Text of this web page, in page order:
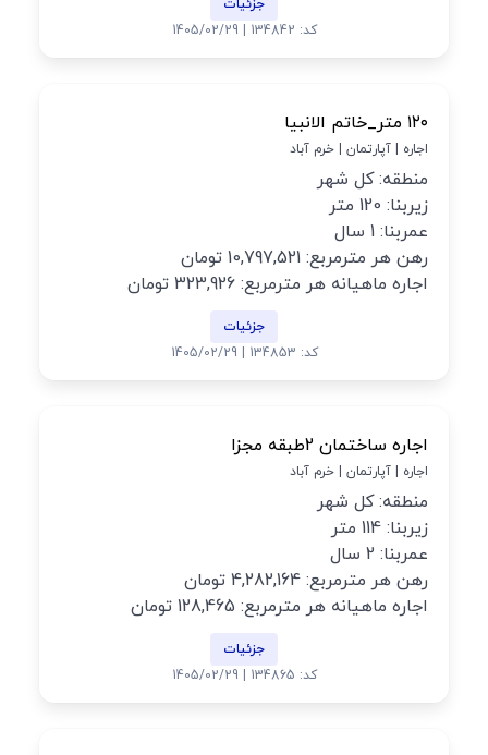
جزئیات
کد: 134842 | 1405/02/29
۱۲۰ متر_خاتم الانبیا
اجاره | آپارتمان | خرم آباد
منطقه: کل شهر
زیربنا: 120 متر
عمربنا: 1 سال
رهن هر مترمربع: 10,797,521 تومان
اجاره ماهیانه هر مترمربع: 323,926 تومان
جزئیات
کد: 134853 | 1405/02/29
اجاره ساختمان 2طبقه مجزا
اجاره | آپارتمان | خرم آباد
منطقه: کل شهر
زیربنا: 114 متر
عمربنا: 2 سال
رهن هر مترمربع: 4,282,164 تومان
اجاره ماهیانه هر مترمربع: 128,465 تومان
جزئیات
کد: 134865 | 1405/02/29